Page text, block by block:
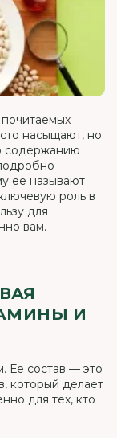
насыщают, но
содержанию
ее называют
роль в
для
вам.
И
Ее состав — это
который делает
для тех, кто